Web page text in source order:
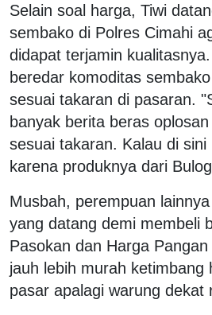
Selain soal harga, Tiwi
sembako di Polres Cimahi
didapat terjamin
beredar komoditas
sesuai takaran di pasaran.
banyak berita beras
sesuai takaran. Kalau di sini
karena produknya dari
Musbah, perempuan
yang datang demi membeli
Pasokan dan Harga
jauh lebih murah ketimbang
pasar apalagi warung dekat